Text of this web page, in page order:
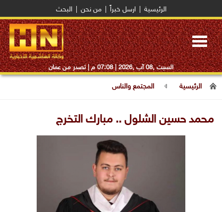
الرئيسية ارسل خبراً من نحن البحث
Toggle
navigation
السبت ,08 آب ,2026 | 07:08 م | تصدر من عمان
الرئيسية المجتمع والناس
محمد حسين الشلول .. مبارك التخرج